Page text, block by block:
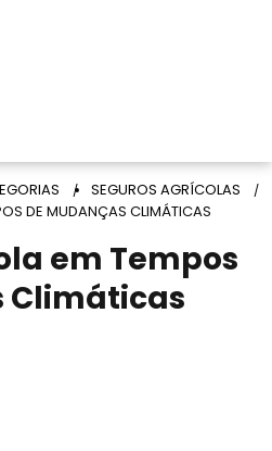
SEGUROS AGRÍCOLAS
DE MUDANÇAS CLIMÁTICAS
em Tempos
Climáticas